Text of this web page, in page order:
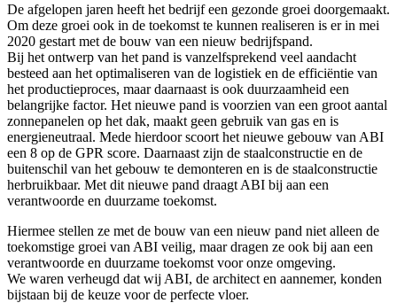
De afgelopen jaren heeft het bedrijf een gezonde groei doorgemaakt.
Om deze groei ook in de toekomst te kunnen realiseren is er in mei
2020 gestart met de bouw van een nieuw bedrijfspand.
Bij het ontwerp van het pand is vanzelfsprekend veel aandacht
besteed aan het optimaliseren van de logistiek en de efficiëntie van
het productieproces, maar daarnaast is ook duurzaamheid een
belangrijke factor. Het nieuwe pand is voorzien van een groot aantal
zonnepanelen op het dak, maakt geen gebruik van gas en is
energieneutraal. Mede hierdoor scoort het nieuwe gebouw van ABI
een 8 op de GPR score. Daarnaast zijn de staalconstructie en de
buitenschil van het gebouw te demonteren en is de staalconstructie
herbruikbaar. Met dit nieuwe pand draagt ABI bij aan een
verantwoorde en duurzame toekomst.
Hiermee stellen ze met de bouw van een nieuw pand niet alleen de
toekomstige groei van ABI veilig, maar dragen ze ook bij aan een
verantwoorde en duurzame toekomst voor onze omgeving.
We waren verheugd dat wij ABI, de architect en aannemer, konden
bijstaan bij de keuze voor de perfecte vloer.